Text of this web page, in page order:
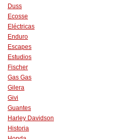
Duss
Ecosse
Eléctricas
Enduro
Escapes
Estudios
Fischer
Gas Gas
Gilera
Givi
Guantes
Harley Davidson
Historia